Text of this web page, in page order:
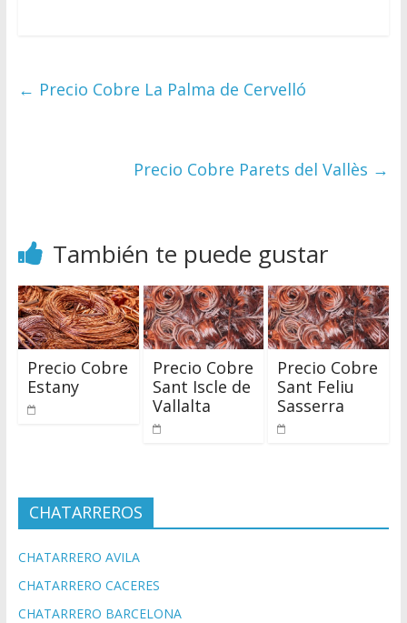
← Precio Cobre La Palma de Cervelló
Precio Cobre Parets del Vallès →
También te puede gustar
Precio Cobre
Estany
Precio Cobre
Sant Iscle de
Vallalta
Precio Cobre
Sant Feliu
Sasserra
CHATARREROS
CHATARRERO AVILA
CHATARRERO CACERES
CHATARRERO BARCELONA